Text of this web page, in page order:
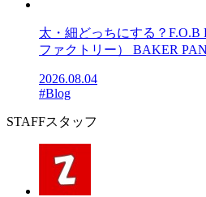
太・細どっちにする？
ファクトリー） BAKER
2026.08.04
#Blog
STAFFスタッフ